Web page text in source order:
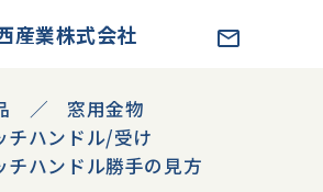
産業株式会社
窓用金物
チハンドル/受け
チハンドル勝手の見方